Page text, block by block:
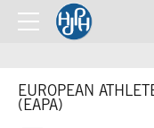
EUROPEAN
(EAPA)